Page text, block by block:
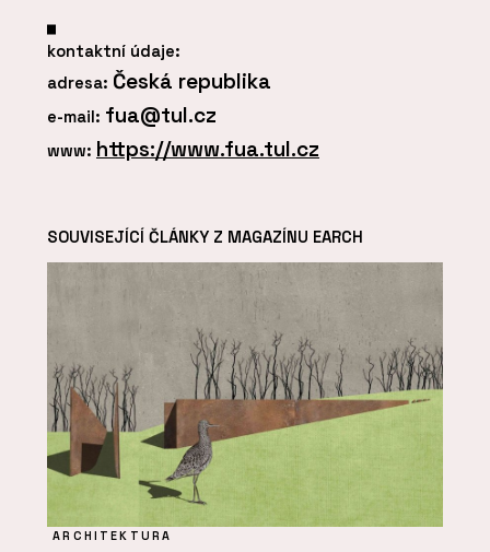
kontaktní údaje:
adresa: Česká republika
e-mail: fua@tul.cz
www: https://www.fua.tul.cz
SOUVISEJÍCÍ ČLÁNKY Z MAGAZÍNU EARCH
ARCHITEKTURA